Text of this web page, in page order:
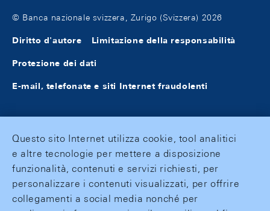
© Banca nazionale svizzera, Zurigo (Svizzera) 2026
Diritto d'autore Limitazione della responsabilità
Protezione dei dati
E-mail, telefonate e siti Internet fraudolenti
Questo sito Internet utilizza cookie, tool analitici
e altre tecnologie per mettere a disposizione
funzionalità, contenuti e servizi richiesti, per
personalizzare i contenuti visualizzati, per offrire
collegamenti a social media nonché per